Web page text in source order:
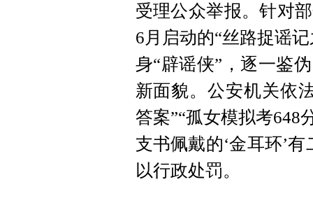
受理公众举报。针对
6月启动的“丝路捉谣
身“辟谣侠”，逐一鉴
新面貌。公安机关依
答案”“孤女模拟考648
支书佩戴的‘金耳环’
以行政处罚。